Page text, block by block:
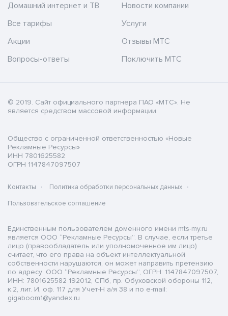
Домашний интернет и ТВ
Новости компании
Все тарифы
Услуги
Акции
Отзывы МТС
Вопросы-ответы
Поключить МТС
© 2019. Cайт официального партнера ПАО «МТС». Не
является средством массовой информации.
Общество с ограниченной ответственностью «Новые
Рекламные Ресурсы»
ИНН 7801625582
ОГРН 1147847097507
Контакты
Политика обработки персональных данных
Пользовательское соглашение
Единственным пользователем доменного имени mts-my.ru
является ООО “Рекламные Ресурсы”. В случае, если третье
лицо (правообладатель или уполномоченное им лицо)
считает, что его права на объект интеллектуальной
собственности нарушаются, он может направить претензию
по адресу: ООО “Рекламные Ресурсы”, ОГРН: 1147847097507,
ИНН: 7801625582 192012, СПб, пр. Обуховской обороны 112,
к.2, лит. И, оф. 117 для Учет-Н а/я 38 и по e-mail:
gigaboom1@yandex.ru